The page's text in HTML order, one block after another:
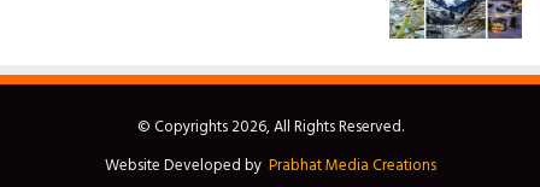
© Copyrights 2026, All Rights Reserved.
Website Developed by Prabhat Media Creations